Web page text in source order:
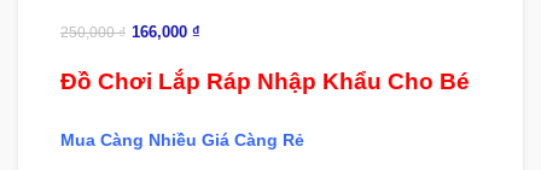
250,000₫ 166,000 ₫
Đồ Chơi Lắp Ráp Nhập Khẩu Cho Bé
Mua Càng Nhiều Giá Càng Rẻ